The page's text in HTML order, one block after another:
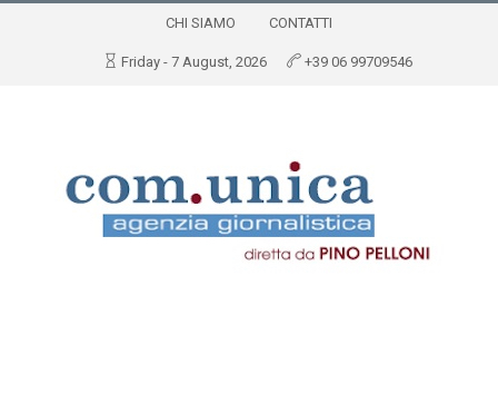
CHI SIAMO CONTATTI
Friday - 7 August, 2026 +39 06 99709546